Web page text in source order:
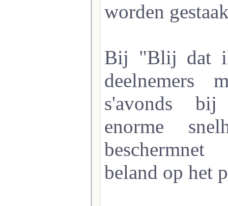
worden
Bij "Blij dat
deelnemers
s'avonds
enorme
beland op het